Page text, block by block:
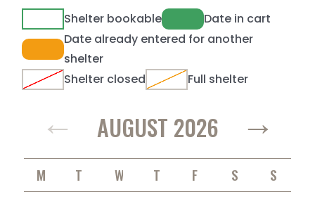
Shelter bookable
Date in cart
Date already entered for another
shelter
Shelter closed
Full shelter
← AUGUST 2026 →